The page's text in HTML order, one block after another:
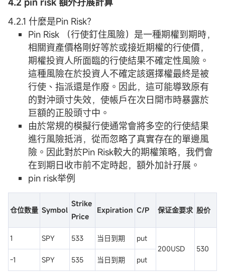
4.2.1 什麼是Pin Risk?
Pin Risk （行使釘住風險）是一種期權到期時，
相關資產價格剛好等於或接近期權的行使價，
期權投資人所面臨的行使結果不確定性風險。
這種風險在於投資人不確定該選擇權最終是被
行使、指派還是作廢。因此，這可能導致原有
的對沖頭寸失效，使帳戶在次日開市時暴露於
巨額的正股頭寸中。
由於常規的模擬行使通常會將多空的行使結果
進行風險抵消，從而忽略了真實存在的單邊風
險。因此對於Pin Risk較大的期權策略，我們會
在到期日收市前不定時起，額外加計孖展。
pin risk举例
仓位数量 Symbol
Strike
Price
Expiration C/P 保证金要求 股价
1 SPY 533 当日到期
put
200USD
530
-1
SPY 535 当日到期 put